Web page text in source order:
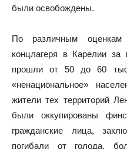
были освобождены.
По различным оценкам
концлагеря в Карелии за
прошли от 50 до 60
«ненациональное»
жители тех территорий
были оккупированы
гражданские лица,
погибали от голода,